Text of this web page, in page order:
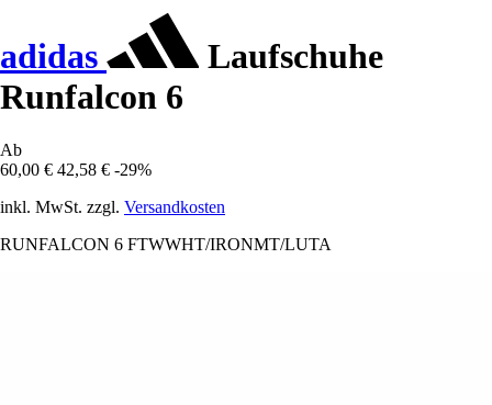
adidas
Laufschuhe
Runfalcon 6
Ab
60,00 € 42,58 € -29%
inkl. MwSt. zzgl. Versandkosten
RUNFALCON 6 FTWWHT/IRONMT/LUTA